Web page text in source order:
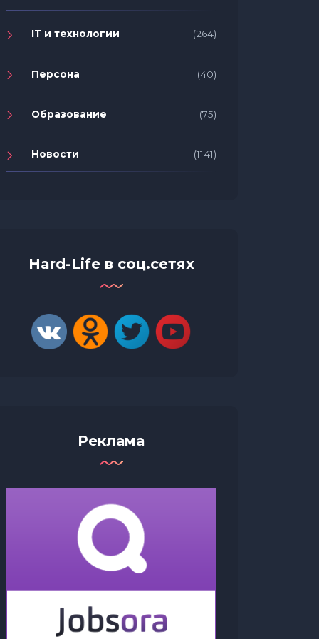
IT и технологии (264)
Персона (40)
Образование (75)
Новости (1141)
Hard-Life в соц.сетях
Реклама